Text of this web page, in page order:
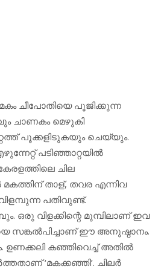
ചീപോതിയെ പൂജിക്കുന്ന
ചാണകം മെഴുകി
പൂക്കളിടുകയും ചെയ്യും.
പടിഞ്ഞാറ്റയില്‍
ചില
മകത്തിന് താള്, തവര എന്നിവ
പതിവുണ്ട്.
ഒരു വിളക്കിന്റെ മുമ്പിലാണ് ഇവ
സങ്കല്‍പിച്ചാണ് ഈ അനുഷ്ഠാനം.
ഉണക്കലി കഞ്ഞിവെച്ച് അതില്‍
‘മകക്കഞ്ഞി’. ചിലര്‍